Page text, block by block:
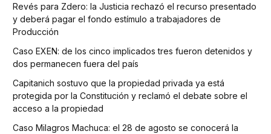
Revés para Zdero: la Justicia rechazó el recurso presentado
y deberá pagar el fondo estímulo a trabajadores de
Producción
Caso EXEN: de los cinco implicados tres fueron detenidos y
dos permanecen fuera del país
Capitanich sostuvo que la propiedad privada ya está
protegida por la Constitución y reclamó el debate sobre el
acceso a la propiedad
Caso Milagros Machuca: el 28 de agosto se conocerá la